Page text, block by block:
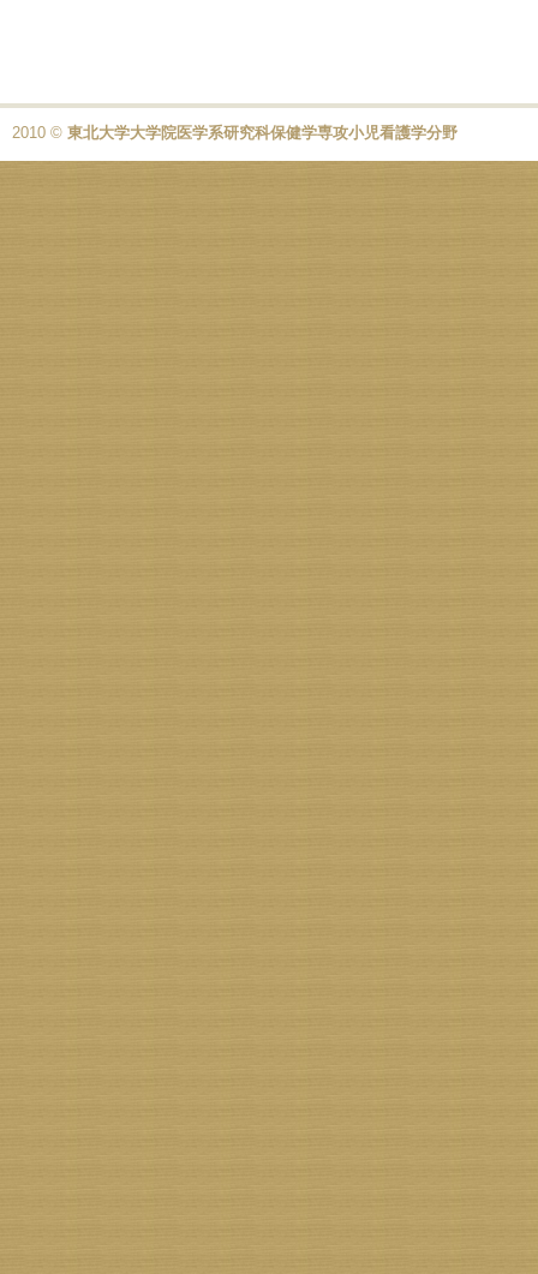
2010 © 東北大学大学院医学系研究科保健学専攻小児看護学分野